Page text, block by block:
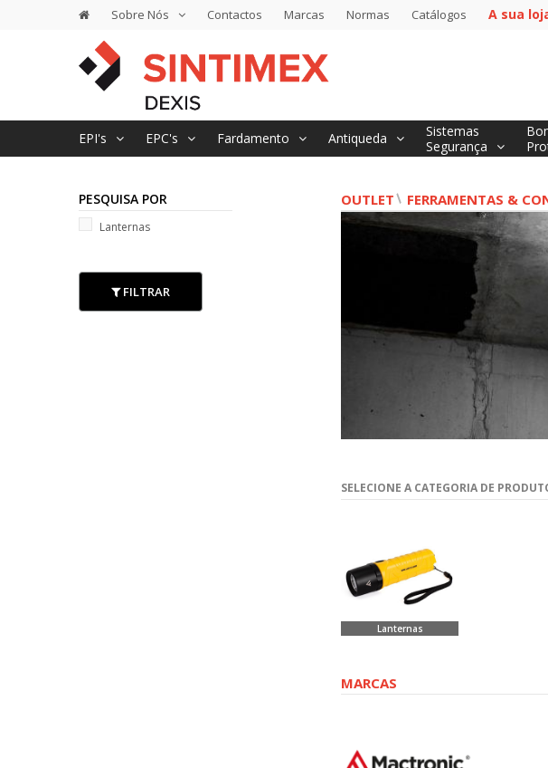
Sobre Nós Contactos Marcas Normas Catálogos A sua
EPI's EPC's Fardamento Antiqueda
Sistemas
Segurança
OUTLET FERRAMENTAS &
SELECIONE A CATEGORIA DE
Lanternas
MARCAS
PESQUISA POR
Lanternas
FILTRAR